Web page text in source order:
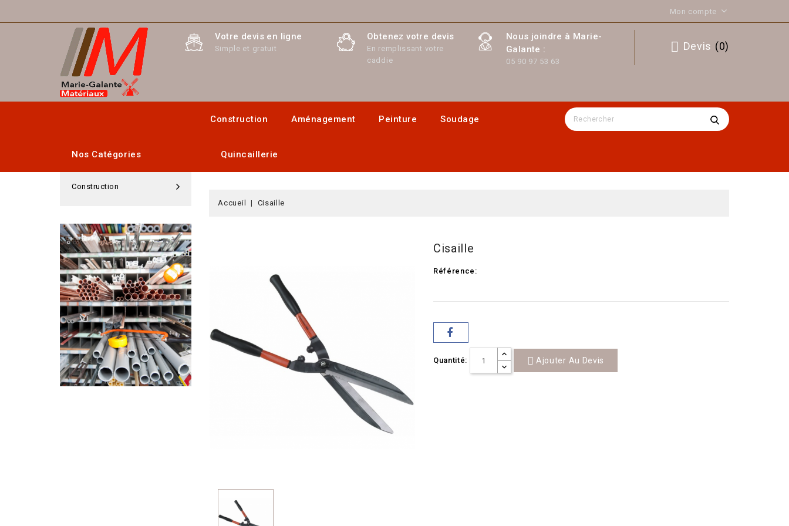
Mon compte
Devis (0)
Votre devis en ligne
Simple et gratuit
Obtenez votre devis
En remplissant votre
caddie
Nous joindre à Marie-
Galante :
05 90 97 53 63
Construction Aménagement Peinture Soudage
Quincaillerie
Nos Catégories
Construction
Accueil
Cisaille
Cisaille
Référence:
Quantité: Ajouter Au Devis